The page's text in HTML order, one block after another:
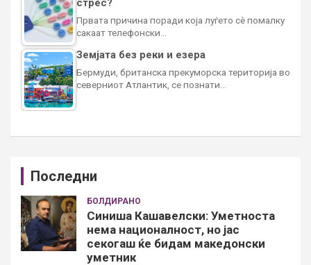
стрес?
Првата причина поради која луѓето сè помалку
сакаат телефонски…
Земјата без реки и езера
Бермуди, британска прекуморска територија во
северниот Атлантик, се познати…
Последни
БОЛДИРАНО
Синиша Кашавелски: Уметноста
нема националност, но јас
секогаш ќе бидам македонски
уметник